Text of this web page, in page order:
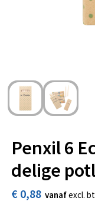
Penxil 6
delige
€ 0,88 vanafexcl.